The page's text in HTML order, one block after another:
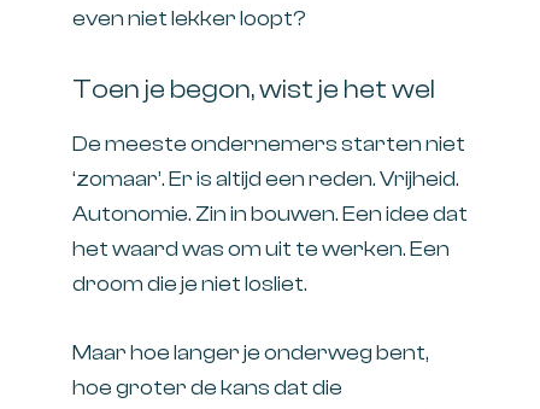
even niet lekker loopt?
Toen je begon, wist je het wel
De meeste ondernemers starten niet
‘zomaar’. Er is altijd een reden. Vrijheid.
Autonomie. Zin in bouwen. Een idee dat
het waard was om uit te werken. Een
droom die je niet losliet.
Maar hoe langer je onderweg bent,
hoe groter de kans dat die